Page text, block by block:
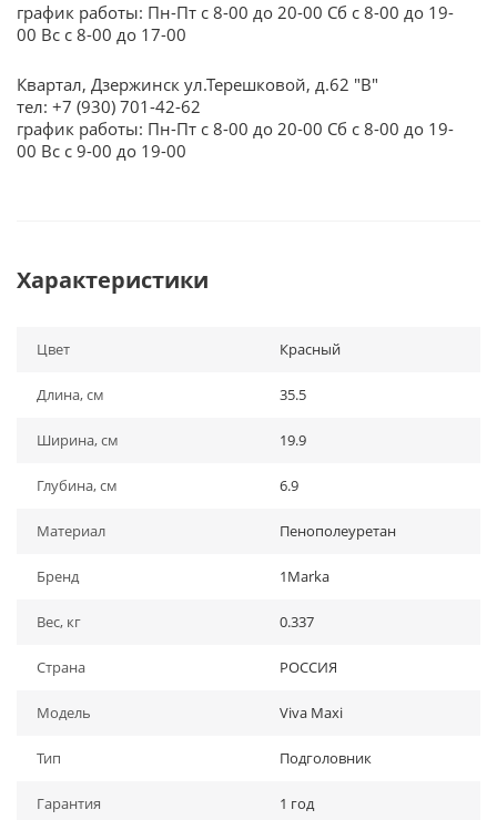
график работы: Пн-Пт с 8-00 до 20-00 Сб с 8-00 до 19-
00 Вс с 8-00 до 17-00
Квартал, Дзержинск ул.Терешковой, д.62 "В"
тел: +7 (930) 701-42-62
график работы: Пн-Пт с 8-00 до 20-00 Сб с 8-00 до 19-
00 Вс с 9-00 до 19-00
Характеристики
Цвет Красный
Длина, см 35.5
Ширина, см 19.9
Глубина, см 6.9
Материал Пенополеуретан
Бренд 1Marka
Вес, кг 0.337
Страна РОССИЯ
Модель Viva Maxi
Тип Подголовник
Гарантия 1 год